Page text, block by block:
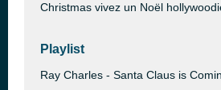
Christmas vivez un Noël
Playlist
Ray Charles - Santa Claus is